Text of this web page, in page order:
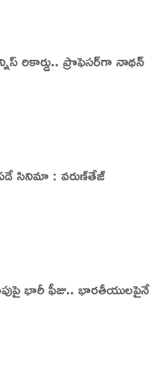
రికార్డు.. ప్రొఫెసర్‌గా నాథన్
సినిమా : వరుణ్‌తేజ్‌
భారీ ఫీజు.. భారతీయులపైనే